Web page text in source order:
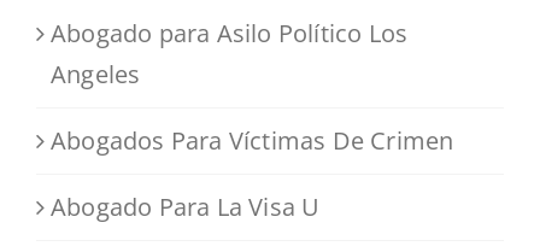
Abogado para Asilo Político Los
Angeles
Abogados Para Víctimas De Crimen
Abogado Para La Visa U